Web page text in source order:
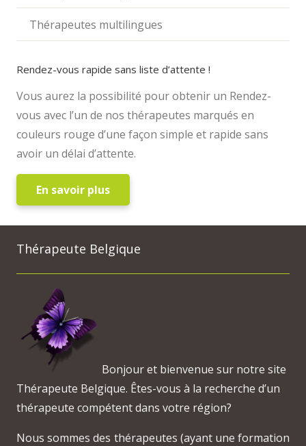
Thérapeutes multilingues
Rendez-vous rapide sans liste d’attente !
Vous aurez la possibilité pour obtenir un Rendez-
vous avec l’un de nos thérapeutes marqués en
couleurs rouge d’une façon simple et rapide sans
avoir un délai d’attente.
En savoir plus
Thérapeute Belgique
Bonjour et bienvenue sur notre site
Thérapeute Belgique. Êtes-vous à la recherche d’un
thérapeute compétent dans votre région?
Nous sommes des thérapeutes (ayant une formation